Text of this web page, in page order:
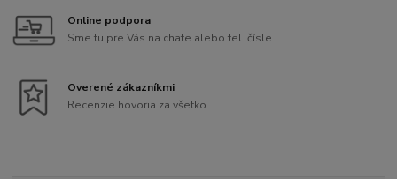
Online podpora
Sme tu pre Vás na chate alebo tel. čísle
Overené zákazníkmi
Recenzie hovoria za všetko